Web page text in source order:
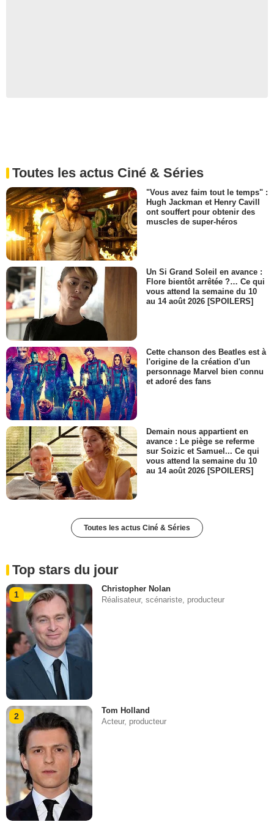
Toutes les actus Ciné & Séries
"Vous avez faim tout le temps" :
Hugh Jackman et Henry Cavill
ont souffert pour obtenir des
muscles de super-héros
Un Si Grand Soleil en avance :
Flore bientôt arrêtée ?… Ce qui
vous attend la semaine du 10
au 14 août 2026 [SPOILERS]
Cette chanson des Beatles est à
l'origine de la création d'un
personnage Marvel bien connu
et adoré des fans
Demain nous appartient en
avance : Le piège se referme
sur Soizic et Samuel... Ce qui
vous attend la semaine du 10
au 14 août 2026 [SPOILERS]
Toutes les actus Ciné & Séries
Top stars du jour
1
Christopher Nolan
Réalisateur, scénariste, producteur
2
Tom Holland
Acteur, producteur